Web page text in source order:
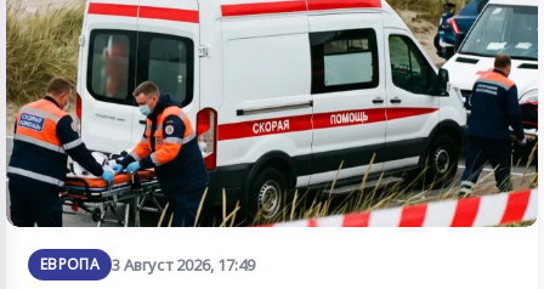
ЕВРОПА 3 Август 2026, 17:49